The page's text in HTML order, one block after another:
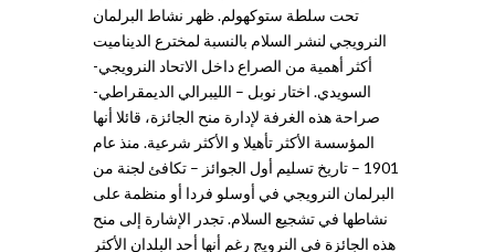
تحت سلطة ستوكهولم. ظهر نشاط البرلمان
النرويجي لنشر السلام بالنسبة لمخترع الديناميت
أكثر أهمية من الصراع داخل الاتحاد النرويجي-
السويدي. اختار نوبل – الليبرالي الديمقراطي-
صراحة هذه الغرفة لإدارة منح الجائزة، قائلا أنها
المؤسسة الأكثر تأهيلا و الأكثر شرعية. منذ عام
1901 – تاريخ تسليم أول الجوائز – تكافئ لجنة من
البرلمان النرويجي في أوسلو فردا أو منظمة على
نشاطها في تشجيع السلام. تجدر الإشارة إلى منح
هذه الجائزة في النرويج رغم أنها أحد البلدان الأكثر